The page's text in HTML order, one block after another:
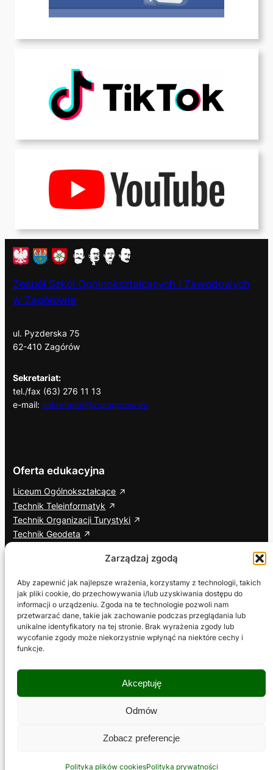
Zarządzaj zgodą
Aby zapewnić jak najlepsze wrażenia, korzystamy z technologii, takich
jak pliki cookie, do przechowywania i/lub uzyskiwania dostępu do
informacji o urządzeniu. Zgoda na te technologie pozwoli nam
przetwarzać dane, takie jak zachowanie podczas przeglądania lub
unikalne identyfikatory na tej stronie. Brak wyrażenia zgody lub
wycofanie zgody może niekorzystnie wpłynąć na niektóre cechy i
funkcje.
Akceptuję
Odmów
Zobacz preferencje
Polityka plików cookiesPolityka prywatności
Zespół Szkół Ogólnokształcących i Zawodowych
w Zagórowie
ul. Pyzderska 75
62-410 Zagórów
Sekretariat:
tel./fax (63) 276 11 13
e-mail: sekretariat@zszagorow.eu
Oferta edukacyjna
Liceum Ogólnokształcące
Technik Teleinformatyk
Technik Organizacji Turystyki
Technik Geodeta
Cisco Networking Academy
Informacje dodatkowe
ETR – Tekst łatwy do czytania
Deklaracja dostępności
Wniosek o zapewnienie dostępności
Polityka prywatności
Regulamin serwisu
Social media
Facebook
YouTube
Copyright © 2026 Zespół Szkół Ogólnokształcących i